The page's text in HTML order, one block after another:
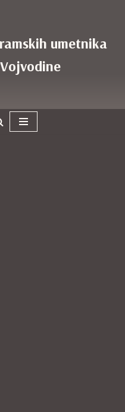
umetnika
Vojvodine